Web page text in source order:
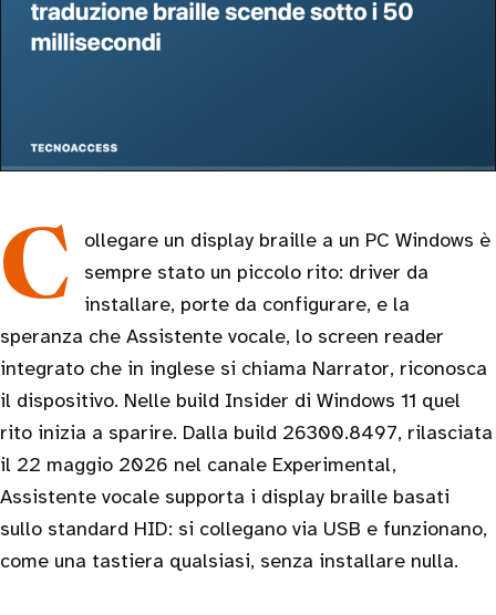
Collegare un display braille a un PC Windows è
sempre stato un piccolo rito: driver da
installare, porte da configurare, e la
speranza che Assistente vocale, lo screen reader
integrato che in inglese si chiama Narrator, riconosca
il dispositivo. Nelle build Insider di Windows 11 quel
rito inizia a sparire. Dalla build 26300.8497, rilasciata
il 22 maggio 2026 nel canale Experimental,
Assistente vocale supporta i display braille basati
sullo standard HID: si collegano via USB e funzionano,
come una tastiera qualsiasi, senza installare nulla.